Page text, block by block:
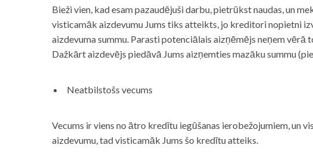
Bieži vien, kad esam pazaudējuši darbu, pietrūkst naudas, un
visticamāk aizdevumu Jums tiks atteikts, jo kreditori nopietni
aizdevuma summu. Parasti potenciālais aizņēmējs neņem
Dažkārt aizdevējs piedāvā Jums aizņemties mazāku summu
Neatbilstošs vecums
Vecums ir viens no ātro kredītu iegūšanas ierobežojumiem, un
aizdevumu, tad visticamāk Jums šo kredītu atteiks.